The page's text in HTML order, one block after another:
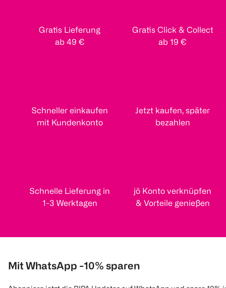
Gratis Lieferung
ab 49 €
Gratis Click & Collect
ab 19 €
Schneller einkaufen
mit Kundenkonto
Jetzt kaufen, später
bezahlen
Schnelle Lieferung in
1-3 Werktagen
jö Konto verknüpfen
& Vorteile genießen
Mit WhatsApp -10% sparen